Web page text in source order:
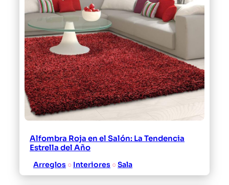
Alfombra Roja en el Salón: La Tendencia
Estrella del Año
Arreglos ○ Interiores ○ Sala